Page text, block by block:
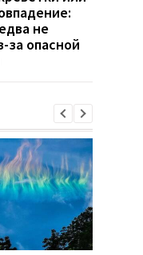
не
за опасной